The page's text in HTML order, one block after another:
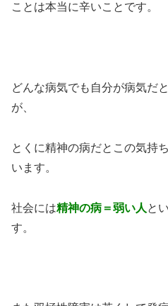
ことは本当に辛いことです。
どんな病気でも自分が病気だ
が、
とくに精神の病だとこの気持
います。
社会には精神の病＝弱い人 と
す。